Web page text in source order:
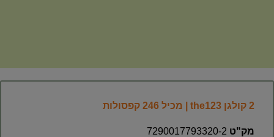
2 קולגן the123 | מכיל 246 קפסולות
מק"ט 7290017793320-2